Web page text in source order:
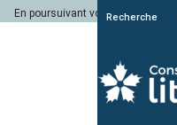
En poursuivant votre navigation
Recherche